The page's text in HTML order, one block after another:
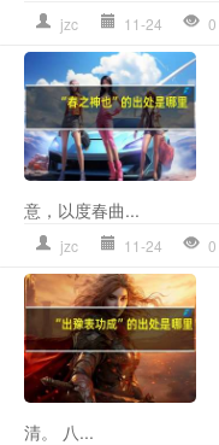
jzc 11-24 0
意，以度春曲...
jzc 11-24 0
清。 八...